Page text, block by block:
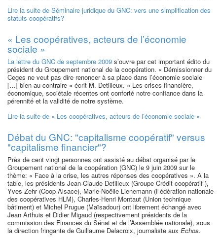
Lire la suite de Séminaire juridique du GNC: vers une simplification des
statuts coopératifs?
« Les coopératives, acteurs de l’économie
sociale »
La lettre du GNC de septembre 2009 s’ouvre par cet important édito du
président du Groupement national de la coopération. « Démissionner du
Ceges ne veut pas dire renoncer à sa place dans l’économie sociale
[…] bien au contraire » écrit M. Detilleux. « Les crises financière,
économique, sociétale récentes ont conforté notre confiance dans la
pérennité et la validité de notre système.
Lire la suite de « Les coopératives, acteurs de l’économie sociale »
Débat du GNC: "capitalisme coopératif" versus
"capitalisme financier"?
Près de cent vingt personnes ont assisté au débat organisé par le
Groupement national de la coopération (GNC) le 9 juin 2009 sur le
thème: « Face à la crise, les autres réponses des coopératives ». A la
table, les présidents Jean-Claude Detilleux (Groupe Crédit coopératif ),
Yves Zehr (Coop Alsace), Marie-Noëlle Lienemann (Fédération nationale
des coopératives HLM), Charles-Henri Montaut (Union technique
bâtiment) et Michel Prugue (Maïsadour) ont librement échangé avec
Jean Arthuis et Didier Migaud (respectivement présidents de la
commission des Finances du Sénat et de l’Assemblée nationale), sous
la direction fringante de Guillaume Delacroix, journaliste aux Echos.